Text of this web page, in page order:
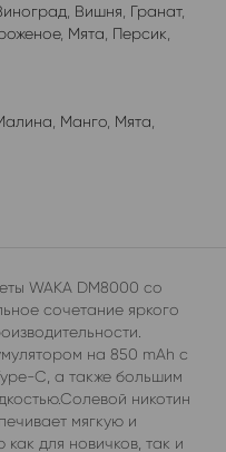
Вишня Гранат,
, Мята Персик
Манго Мята
WAKA DM8000 со
сочетание яркого
на 850 mAh с
C, а также большим
никотин
мягкую и
для новичков, так и